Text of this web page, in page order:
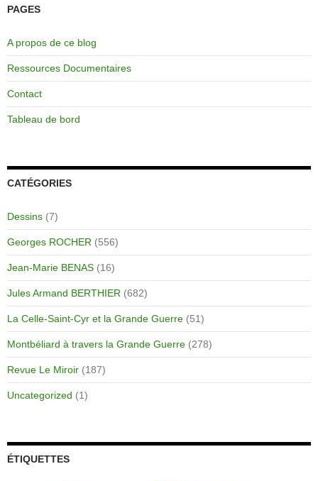
PAGES
A propos de ce blog
Ressources Documentaires
Contact
Tableau de bord
CATÉGORIES
Dessins (7)
Georges ROCHER (556)
Jean-Marie BENAS (16)
Jules Armand BERTHIER (682)
La Celle-Saint-Cyr et la Grande Guerre (51)
Montbéliard à travers la Grande Guerre (278)
Revue Le Miroir (187)
Uncategorized (1)
ÉTIQUETTES